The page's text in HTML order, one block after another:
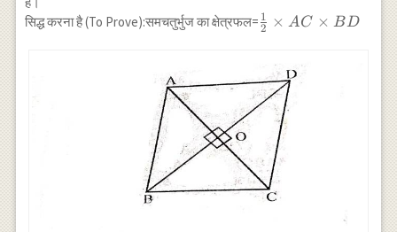
सिद्ध करना है (To Prove):समचतुर्भुज का क्षेत्रफल=\frac{1}
AC
\times
BD
2
1 × AC × BD